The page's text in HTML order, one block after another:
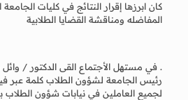
كان ابرزها إقرار النتائج في كليات
المفاضله ومناقشة القضايا الطلابية
. في مستهل الأجتماع القى الدكتور /
رئيس الجامعة لشؤون الطلاب كلمة عبر
لجميع العاملين في نيابات شؤون الطلاب